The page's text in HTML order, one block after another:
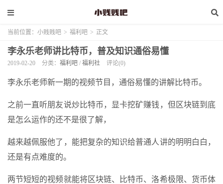
当前位置： 小贱贱吧 > 福利吧 > 正文
李永乐老师讲比特币，普及知识通俗易懂
2019-02-20 分类： 福利吧 / 福利社 评论(0)
李永乐老师新一期的视频节目，通俗易懂的讲解比特币。
之前一直听朋友说炒 比特币 ，显卡挖矿赚钱，但区块链到底
是怎么运作的还不是很了解，
越来越佩服他了，能把复杂的知识给普通人讲的明明白白，
还是有点难度的。
两节短短的视频就能将区块链、 比特币、洛希极限、货币体